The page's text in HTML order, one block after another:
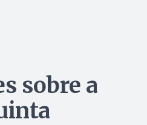
sobre a